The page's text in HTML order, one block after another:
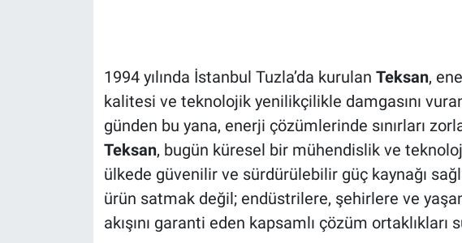
1994 yılında İstanbul Tuzla’da kurulan Teksan,
kalitesi ve teknolojik yenilikçilikle damgasını
günden bu yana, enerji çözümlerinde sınırları
Teksan, bugün küresel bir mühendislik ve
ülkede güvenilir ve sürdürülebilir güç kaynağı
ürün satmak değil; endüstrilere, şehirlere ve
akışını garanti eden kapsamlı çözüm ortaklıkları
POLİTİKA
MAGAZİN
Bilim, Teknoloji